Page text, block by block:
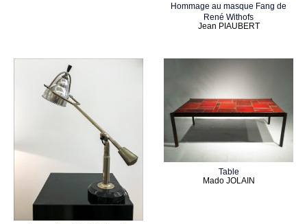
Hommage au masque Fang de
René Withofs
Jean PIAUBERT
Table
Mado JOLAIN